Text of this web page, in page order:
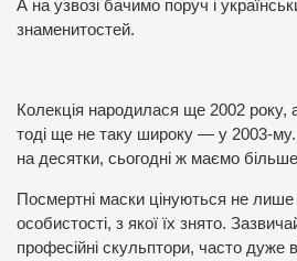
А на узвозі бачимо поруч і
знаменитостей.
Колекція народилася ще 2002 року,
тоді ще не таку широку — у
на десятки, сьогодні ж маємо
Посмертні маски цінуються не
особистості, з якої їх знято.
професійні скульптори, часто дуже